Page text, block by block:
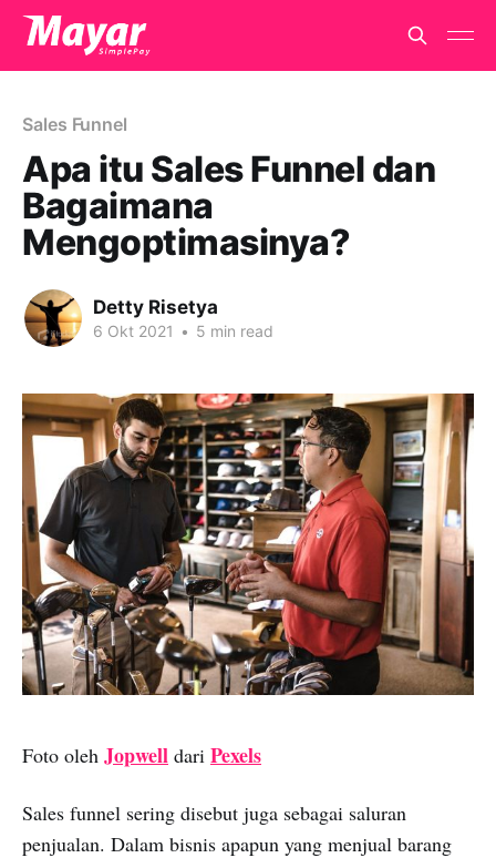
Sales Funnel
Apa itu Sales Funnel dan
Bagaimana
Mengoptimasinya?
Detty Risetya
6 Okt 2021 • 5 min read
Foto oleh Jopwell dari Pexels
Sales funnel sering disebut juga sebagai saluran
penjualan. Dalam bisnis apapun yang menjual barang